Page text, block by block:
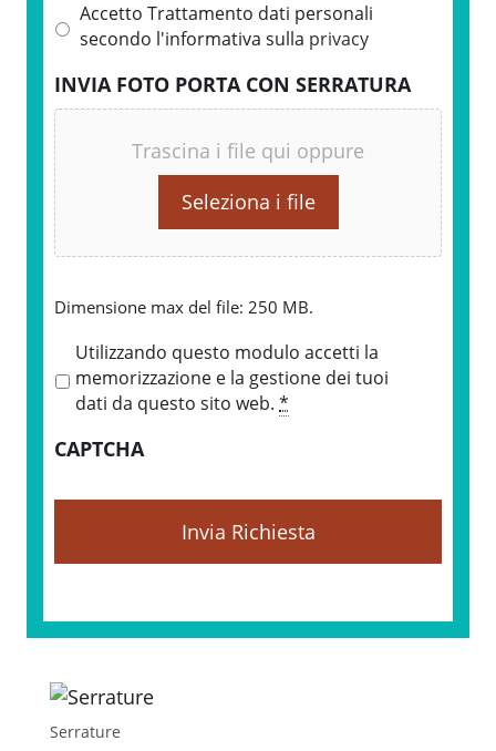
Accetto Trattamento dati personali
secondo l'informativa sulla privacy
INVIA FOTO PORTA CON SERRATURA
Trascina i file qui oppure
Seleziona i file
Dimensione max del file: 250 MB.
r
a
y
Utilizzando questo modulo accetti la
memorizzazione e la gestione dei tuoi
dati da questo sito web. *
CAPTCHA
Serrature